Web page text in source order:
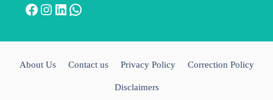
Facebook
Instagram
LinkedIn
WhatsApp
About Us Contact us Privacy Policy Correction Policy
Disclaimers